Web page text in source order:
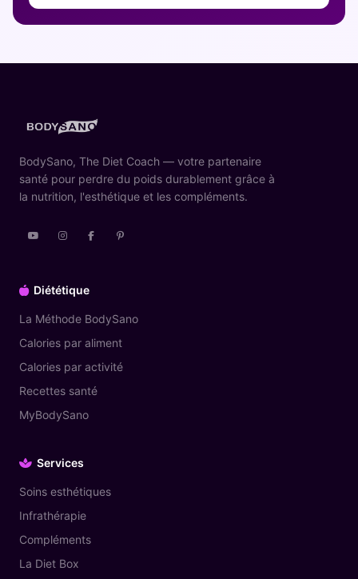
BodySano, The Diet Coach — votre partenaire
santé pour perdre du poids durablement grâce à
la nutrition, l'esthétique et les compléments.
Diététique
La Méthode BodySano
Calories par aliment
Calories par activité
Recettes santé
MyBodySano
Services
Soins esthétiques
Infrathérapie
Compléments
La Diet Box